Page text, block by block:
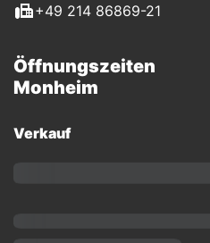
+49 214 86869-21
Öffnungszeiten
Monheim
Verkauf